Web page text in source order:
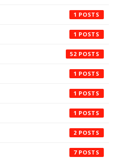
1
1
52
1
1
1
2
7